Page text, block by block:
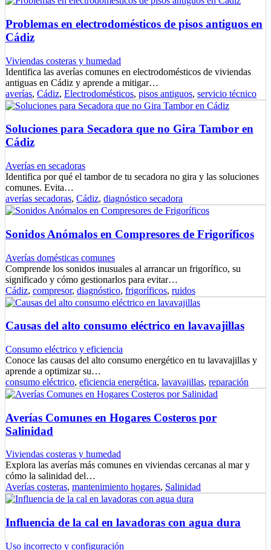
Problemas en electrodomésticos de pisos antiguos en
Cádiz
Viviendas costeras y humedad
Identifica las averías comunes en electrodomésticos de viviendas
antiguas en Cádiz y aprende a mitigar…
averías, Cádiz, Electrodomésticos, pisos antiguos, servicio técnico
Soluciones para Secadora que no Gira Tambor en
Cádiz
Averías en secadoras
Identifica por qué el tambor de tu secadora no gira y las soluciones
comunes. Evita…
averías secadoras, Cádiz, diagnóstico secadora
Sonidos Anómalos en Compresores de Frigoríficos
Averías domésticas comunes
Comprende los sonidos inusuales al arrancar un frigorífico, su
significado y cómo gestionarlos para evitar…
Cádiz, compresor, diagnóstico, frigoríficos, ruidos
Causas del alto consumo eléctrico en lavavajillas
Consumo eléctrico y eficiencia
Conoce las causas del alto consumo energético en tu lavavajillas y
aprende a optimizar su…
consumo eléctrico, eficiencia energética, lavavajillas, reparación
Averías Comunes en Hogares Costeros por
Salinidad
Viviendas costeras y humedad
Explora las averías más comunes en viviendas cercanas al mar y
cómo la salinidad del…
Averías costeras, mantenimiento hogares, Salinidad
Influencia de la cal en lavadoras con agua dura
Uso incorrecto y configuración